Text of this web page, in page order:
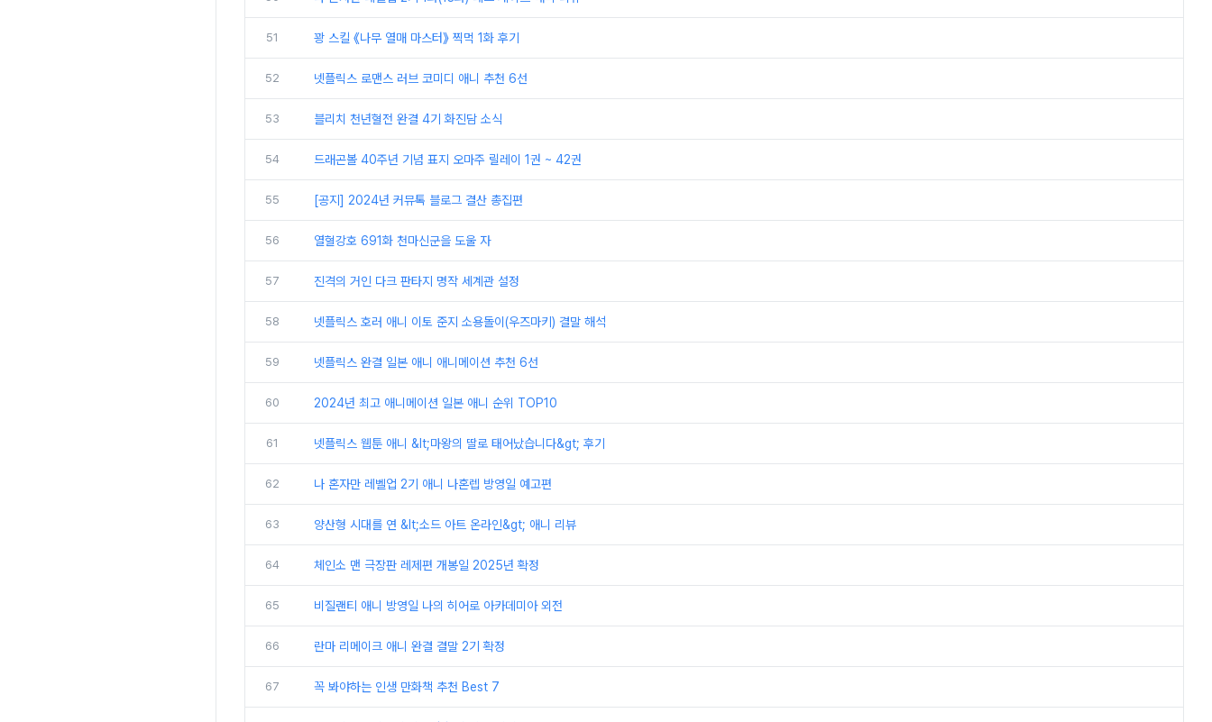
51 꽝 스킬 《나무 열매 마스터》 찍먹 1화 후기
52 넷플릭스 로맨스 러브 코미디 애니 추천 6선
53 블리치 천년혈전 완결 4기 화진담 소식
54 드래곤볼 40주년 기념 표지 오마주 릴레이 1권 ~ 42권
55 [공지] 2024년 커뮤톡 블로그 결산 총집편
56 열혈강호 691화 천마신군을 도울 자
57 진격의 거인 다크 판타지 명작 세계관 설정
58 넷플릭스 호러 애니 이토 준지 소용돌이(우즈마키) 결말 해석
59 넷플릭스 완결 일본 애니 애니메이션 추천 6선
60 2024년 최고 애니메이션 일본 애니 순위 TOP10
61 넷플릭스 웹툰 애니 &lt;마왕의 딸로 태어났습니다&gt; 후기
62 나 혼자만 레벨업 2기 애니 나혼렙 방영일 예고편
63 양산형 시대를 연 &lt;소드 아트 온라인&gt; 애니 리뷰
64 체인소 맨 극장판 레제편 개봉일 2025년 확정
65 비질랜티 애니 방영일 나의 히어로 아카데미아 외전
66 란마 리메이크 애니 완결 결말 2기 확정
67 꼭 봐야하는 인생 만화책 추천 Best 7